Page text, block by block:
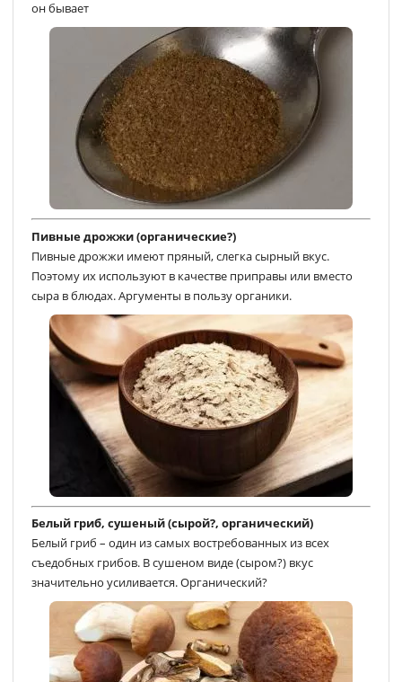
он бывает
Пивные дрожжи (органические?)
Пивные дрожжи имеют пряный, слегка сырный вкус.
Поэтому их используют в качестве приправы или вместо
сыра в блюдах. Аргументы в пользу органики.
Белый гриб, сушеный (сырой?, органический)
Белый гриб – один из самых востребованных из всех
съедобных грибов. В сушеном виде (сыром?) вкус
значительно усиливается. Органический?